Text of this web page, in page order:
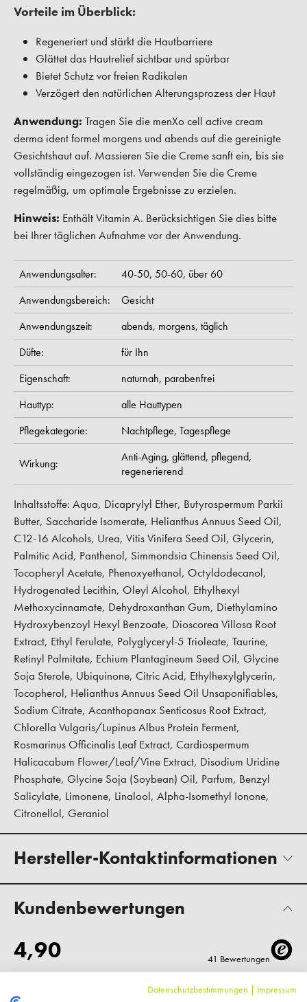
Vorteile im Überblick:
Regeneriert und stärkt die Hautbarriere
Glättet das Hautrelief sichtbar und spürbar
Bietet Schutz vor freien Radikalen
Verzögert den natürlichen Alterungsprozess der Haut
Anwendung: Tragen Sie die menXo cell active cream
derma ident formel morgens und abends auf die gereinigte
Gesichtshaut auf. Massieren Sie die Creme sanft ein, bis sie
vollständig eingezogen ist. Verwenden Sie die Creme
regelmäßig, um optimale Ergebnisse zu erzielen.
Hinweis: Enthält Vitamin A. Berücksichtigen Sie dies bitte
bei Ihrer täglichen Aufnahme vor der Anwendung.
Anwendungsalter: 40-50, 50-60, über 60
Anwendungsbereich:
Gesicht
Anwendungszeit:
abends, morgens, täglich
Düfte:
für Ihn
Eigenschaft:
naturnah, parabenfrei
Hauttyp:
alle Hauttypen
Pflegekategorie:
Nachtpflege, Tagespflege
Wirkung: Anti-Aging, glättend, pflegend,
regenerierend
Inhaltsstoffe: Aqua, Dicaprylyl Ether, Butyrospermum Parkii
Butter, Saccharide Isomerate, Helianthus Annuus Seed Oil,
C12-16 Alcohols, Urea, Vitis Vinifera Seed Oil, Glycerin,
Palmitic Acid, Panthenol, Simmondsia Chinensis Seed Oil,
Tocopheryl Acetate, Phenoxyethanol, Octyldodecanol,
Hydrogenated Lecithin, Oleyl Alcohol, Ethylhexyl
Methoxycinnamate, Dehydroxanthan Gum, Diethylamino
Hydroxybenzoyl Hexyl Benzoate, Dioscorea Villosa Root
Extract, Ethyl Ferulate, Polyglyceryl-5 Trioleate, Taurine,
Retinyl Palmitate, Echium Plantagineum Seed Oil, Glycine
Soja Sterole, Ubiquinone, Citric Acid, Ethylhexylglycerin,
Tocopherol, Helianthus Annuus Seed Oil Unsaponifiables,
Sodium Citrate, Acanthopanax Senticosus Root Extract,
Chlorella Vulgaris/Lupinus Albus Protein Ferment,
Rosmarinus Officinalis Leaf Extract, Cardiospermum
Halicacabum Flower/Leaf/Vine Extract, Disodium Uridine
Phosphate, Glycine Soja (Soybean) Oil, Parfum, Benzyl
Salicylate, Limonene, Linalool, Alpha-Isomethyl Ionone,
Citronellol, Geraniol
Hersteller-Kontaktinformationen
Kundenbewertungen
Datenschutzbestimmungen | Impressum